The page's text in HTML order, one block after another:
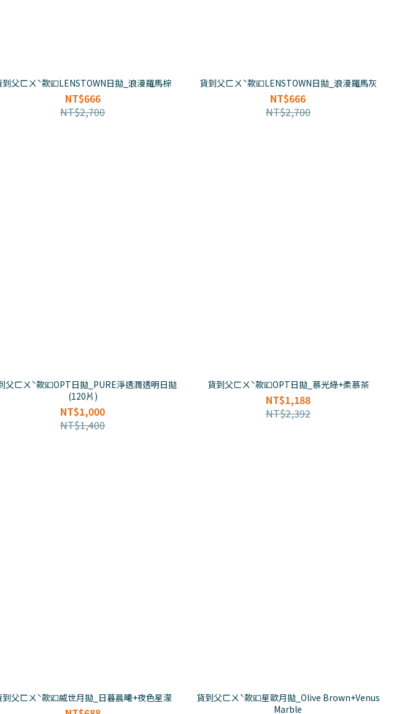
到父ㄈㄨˋ款💷LENSTOWN日拋_浪漫羅馬棕
NT$666
NT$2,700
貨到父ㄈㄨˋ款💷LENSTOWN日拋_浪漫羅馬灰
NT$666
NT$2,700
父ㄈㄨˋ款💷OPT日拋_PURE淨透潤透明日拋
(120片)
NT$1,000
NT$1,400
貨到父ㄈㄨˋ款💷OPT日拋_慕光綠+柔慕茶
NT$1,188
NT$2,392
到父ㄈㄨˋ款💷威世月拋_日暮晨曦+夜色星濛
貨到父ㄈㄨˋ款💷星歐月拋_Olive Brown+Venus
Marble